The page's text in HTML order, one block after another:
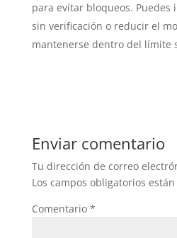
para evitar bloqueos. Puedes
sin verificación o reducir el
mantenerse dentro del límite
Enviar comentario
Tu dirección de correo
Los campos obligatorios
Comentario *